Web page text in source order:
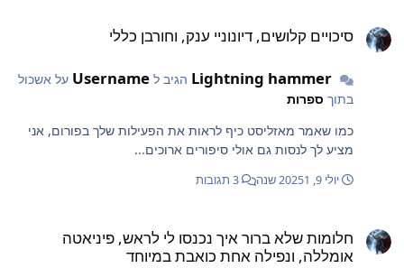
סיכויים קלושים, דיונוניי ענק, וחורבן כללי
Lightning hammer הגיב ל Username על אשכול
בתוך ספרות
כמו שאמר מאזליסט כיף לראות את הפעילות שלך בפורום, אני
מציע לך לנסות גם אולי סיפורים ארוכים...
יולי 9, 2025 1 שנה
חלומות שלא ברור איך נכנסו לי לראש, פיניאטה
אומללה, ונפילה אחת כואבת במיוחד